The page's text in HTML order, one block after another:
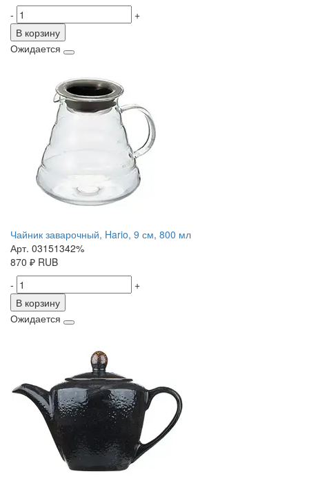
-
+
В корзину
Ожидается
Чайник заварочный, Hario, 9 см, 800 мл
Арт. 03151342%
870 ₽ RUB
-
+
В корзину
Ожидается